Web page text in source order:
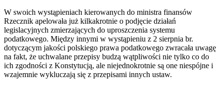
W swoich wystąpieniach kierowanych do ministra finansów
Rzecznik apelowała już kilkakrotnie o podjęcie działań
legislacyjnych zmierzających do uproszczenia systemu
podatkowego. Między innymi w wystąpieniu z 2 sierpnia br.
dotyczącym jakości polskiego prawa podatkowego zwracała uwagę
na fakt, że uchwalane przepisy budzą wątpliwości nie tylko co do
ich zgodności z Konstytucją, ale niejednokrotnie są one niespójne i
wzajemnie wykluczają się z przepisami innych ustaw.